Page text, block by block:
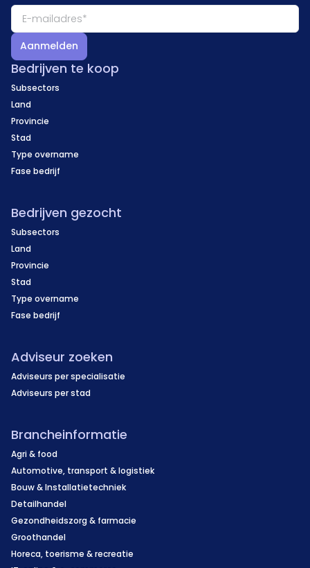
Aanmelden
Bedrijven te koop
Subsectors
Land
Provincie
Stad
Type overname
Fase bedrijf
Bedrijven gezocht
Subsectors
Land
Provincie
Stad
Type overname
Fase bedrijf
Adviseur zoeken
Adviseurs per specialisatie
Adviseurs per stad
Brancheinformatie
Agri & food
Automotive, transport & logistiek
Bouw & Installatietechniek
Detailhandel
Gezondheidszorg & farmacie
Groothandel
Horeca, toerisme & recreatie